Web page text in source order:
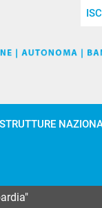
STRUTTURE